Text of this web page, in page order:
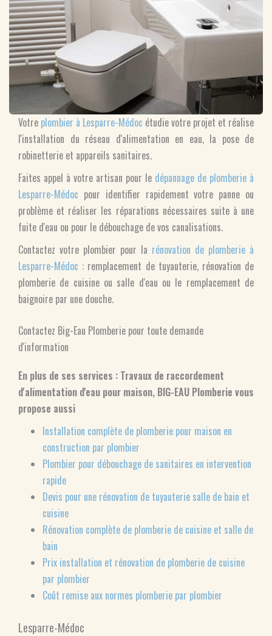
Votre plombier à Lesparre-Médoc étudie votre projet et réalise
l'installation du réseau d'alimentation en eau, la pose de
robinetterie et appareils sanitaires.
Faites appel à votre artisan pour le dépannage de plomberie à
Lesparre-Médoc pour identifier rapidement votre panne ou
problème et réaliser les réparations nécessaires suite à une
fuite d'eau ou pour le débouchage de vos canalisations.
Contactez votre plombier pour la rénovation de plomberie à
Lesparre-Médoc : remplacement de tuyauterie, rénovation de
plomberie de cuisine ou salle d'eau ou le remplacement de
baignoire par une douche.
Contactez Big-Eau Plomberie pour toute demande
d'information
En plus de ses services : Travaux de raccordement
d'alimentation d'eau pour maison, BIG-EAU Plomberie vous
propose aussi
Installation complète de plomberie pour maison en
construction par plombier
Plombier pour débouchage de sanitaires en intervention
rapide
Devis pour une rénovation de tuyauterie salle de bain et
cuisine
Rénovation complète de plomberie de cuisine et salle de
bain
Prix installation et rénovation de plomberie de cuisine
par plombier
Coût remise aux normes plomberie par plombier
Lesparre-Médoc